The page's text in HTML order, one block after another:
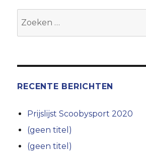
Zoeken
RECENTE BERICHTEN
Prijslijst Scoobysport 2020
(geen titel)
(geen titel)